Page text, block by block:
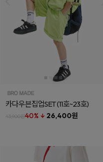
카다우븐집업SET(11호~23호)
43,900원40% ↓ 26,400원